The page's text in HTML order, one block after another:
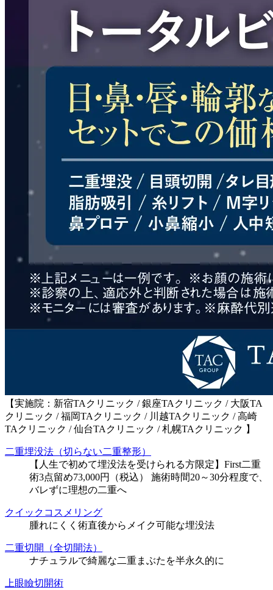
【実施院：新宿TAクリニック / 銀座TAクリニック / 大阪TA
クリニック / 福岡TAクリニック / 川越TAクリニック / 高崎
TAクリニック / 仙台TAクリニック / 札幌TAクリニック 】
二重埋没法（切らない二重整形）
【人生で初めて埋没法を受けられる方限定】First二重
術3点留め73,000円（税込） 施術時間20～30分程度で、
バレずに理想の二重へ
クイックコスメリング
腫れにくく術直後からメイク可能な埋没法
二重切開（全切開法）
ナチュラルで綺麗な二重まぶたを半永久的に
上眼瞼切開術